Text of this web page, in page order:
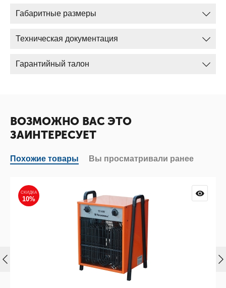
Габаритные размеры
Техническая документация
Гарантийный талон
ВОЗМОЖНО ВАС ЭТО
ЗАИНТЕРЕСУЕТ
Похожие товары Вы просматривали ранее
СКИДКА
10%